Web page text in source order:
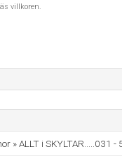
villkoren.
» ALLT i SKYLTAR.....031 -